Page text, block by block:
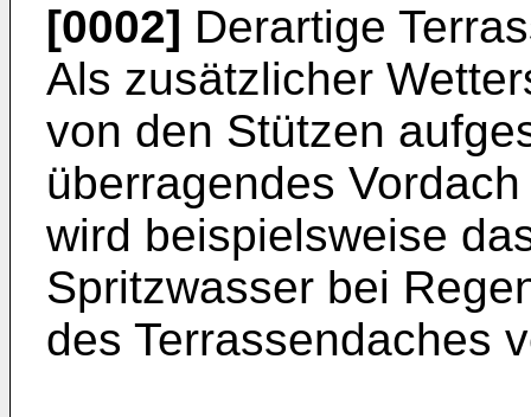
[0002] Derartige
Als zusätzlicher
von den Stützen
überragendes
wird beispielsweise
Spritzwasser bei
des Terrassendaches